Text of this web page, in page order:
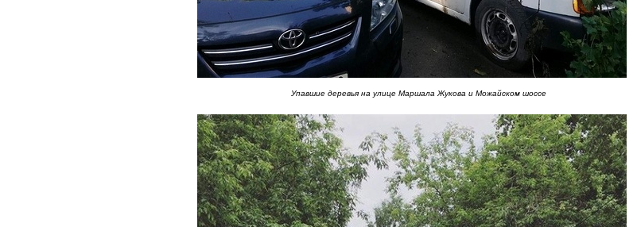
Упавшие деревья на улице Маршала Жукова и Можайском шоссе